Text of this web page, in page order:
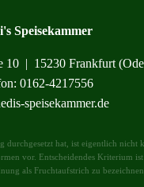
Speisekammer
10 | 15230 Frankfurt
0162-4217556
speisekammer.de
hat, ist eigentlich
vor. Entscheidendes Kriterium
als Fruchtaufstrich zu bezeichnen.